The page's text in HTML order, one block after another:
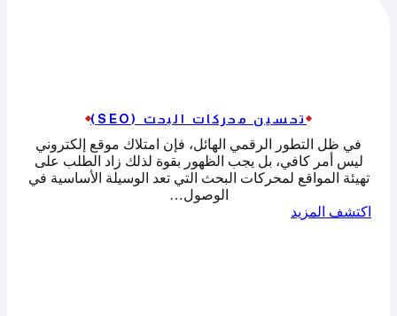
تحسين محركات البحث (SEO)
في ظل التطور الرقمي الهائل، فإن امتلاك موقع إلكتروني
ليس أمر كافي، بل يجب الظهور بقوة لذلك زاد الطلب على
تهيئة المواقع لمحركات البحث التي تعد الوسيلة الأساسية في
الوصول…
اكتشف المزيد